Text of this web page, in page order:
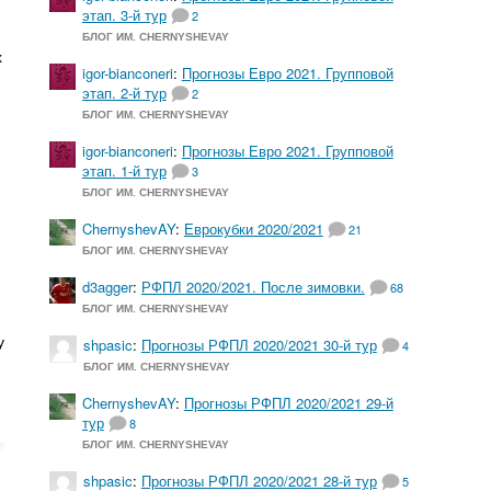
этап. 3-й тур
2
БЛОГ ИМ. CHERNYSHEVAY
igor-bianconeri: Прогнозы Евро 2021. Групповой
этап. 2-й тур
2
БЛОГ ИМ. CHERNYSHEVAY
igor-bianconeri: Прогнозы Евро 2021. Групповой
этап. 1-й тур
3
БЛОГ ИМ. CHERNYSHEVAY
ChernyshevAY: Еврокубки 2020/2021 21
БЛОГ ИМ. CHERNYSHEVAY
d3agger: РФПЛ 2020/2021. После зимовки. 68
БЛОГ ИМ. CHERNYSHEVAY
shpasic: Прогнозы РФПЛ 2020/2021 30-й тур 4
БЛОГ ИМ. CHERNYSHEVAY
ChernyshevAY: Прогнозы РФПЛ 2020/2021 29-й
тур
8
БЛОГ ИМ. CHERNYSHEVAY
shpasic: Прогнозы РФПЛ 2020/2021 28-й тур 5